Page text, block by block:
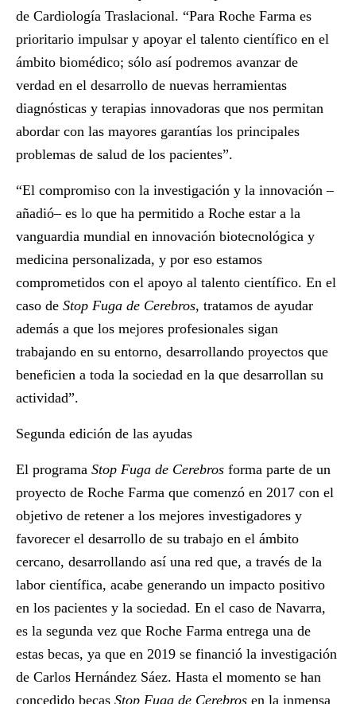
de Cardiología Traslacional. “Para Roche Farma es
prioritario impulsar y apoyar el talento científico en el
ámbito biomédico; sólo así podremos avanzar de
verdad en el desarrollo de nuevas herramientas
diagnósticas y terapias innovadoras que nos permitan
abordar con las mayores garantías los principales
problemas de salud de los pacientes”.
“El compromiso con la investigación y la innovación –
añadió– es lo que ha permitido a Roche estar a la
vanguardia mundial en innovación biotecnológica y
medicina personalizada, y por eso estamos
comprometidos con el apoyo al talento científico. En el
caso de Stop Fuga de Cerebros, tratamos de ayudar
además a que los mejores profesionales sigan
trabajando en su entorno, desarrollando proyectos que
beneficien a toda la sociedad en la que desarrollan su
actividad”.
Segunda edición de las ayudas
El programa Stop Fuga de Cerebros forma parte de un
proyecto de Roche Farma que comenzó en 2017 con el
objetivo de retener a los mejores investigadores y
favorecer el desarrollo de su trabajo en el ámbito
cercano, desarrollando así una red que, a través de la
labor científica, acabe generando un impacto positivo
en los pacientes y la sociedad. En el caso de Navarra,
es la segunda vez que Roche Farma entrega una de
estas becas, ya que en 2019 se financió la investigación
de Carlos Hernández Sáez. Hasta el momento se han
concedido becas Stop Fuga de Cerebros en la inmensa